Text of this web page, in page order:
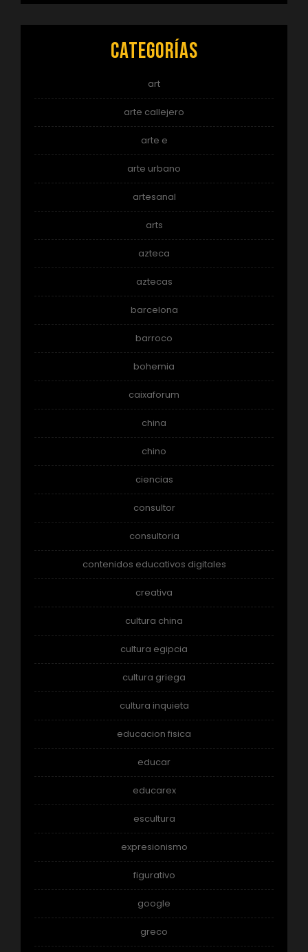
Categorías
art
arte callejero
arte e
arte urbano
artesanal
arts
azteca
aztecas
barcelona
barroco
bohemia
caixaforum
china
chino
ciencias
consultor
consultoria
contenidos educativos digitales
creativa
cultura china
cultura egipcia
cultura griega
cultura inquieta
educacion fisica
educar
educarex
escultura
expresionismo
figurativo
google
greco